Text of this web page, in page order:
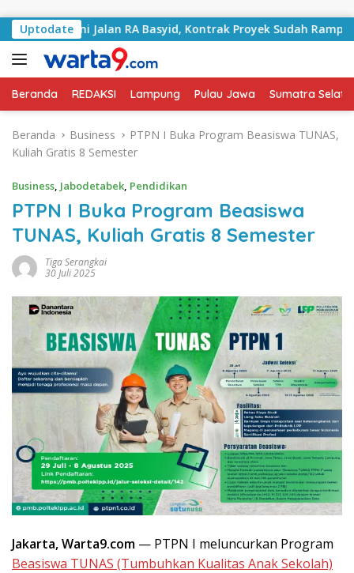
Uptodate
Jalan RA Basyid, Kontrak Proyek Sudah Rampung
Beranda REDAKSI Lampung Pulau Jawa Sumatra
Beranda Business
PTPN I Buka Program Beasiswa TUNAS,
Kuliah Gratis 8 Semester
Business, Jabodetabek, Pendidikan
PTPN I Buka Program Beasiswa
TUNAS, Kuliah Gratis 8 Semester
Tiga Serangkai
30 Juli 2025
Jakarta, Warta9.com — PTPN I meluncurkan Program
Beasiswa TUNAS (Tumbuhkan Kualitas Anak Sekolah)